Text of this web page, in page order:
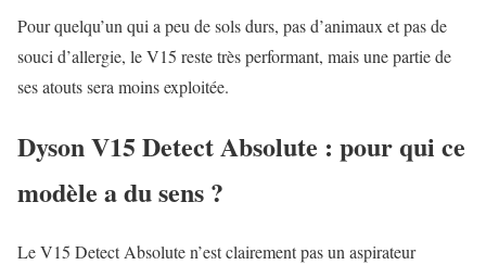
Pour quelqu’un qui a peu de sols durs, pas d’animaux et pas de
souci d’allergie, le V15 reste très performant, mais une partie de
ses atouts sera moins exploitée.
Dyson V15 Detect Absolute : pour qui ce
modèle a du sens ?
Le V15 Detect Absolute n’est clairement pas un aspirateur